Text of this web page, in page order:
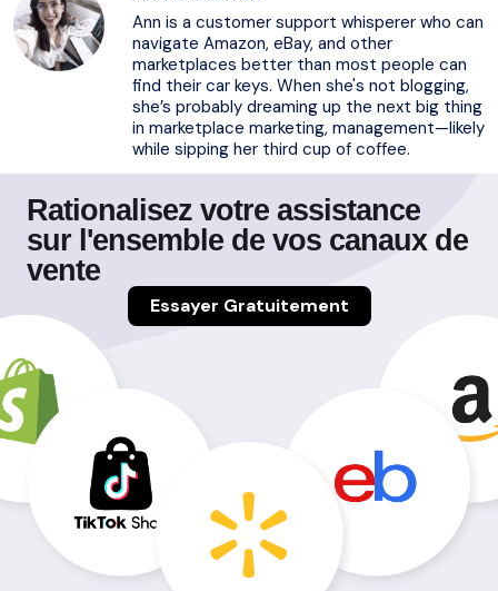
Ann is a customer support whisperer who can
navigate Amazon, eBay, and other
marketplaces better than most people can
find their car keys. When she's not blogging,
she’s probably dreaming up the next big thing
in marketplace marketing, management—likely
while sipping her third cup of coffee.
Rationalisez votre assistance
sur l'ensemble de vos canaux de
vente
Essayer Gratuitement